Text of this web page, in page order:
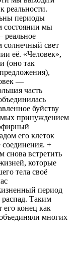
реальности.
периоды
состоянии мы
реальное
солнечный свет
её. «Человек»,
(оно так
—
часть
буйству
принуждением
его клеток
соединения. +
встретить
которые
тела своё
период
Таким
его конец как
многих